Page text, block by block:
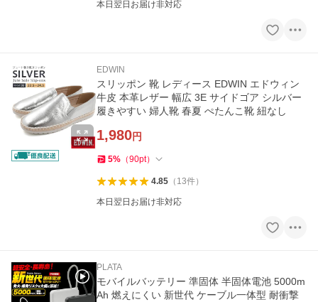
本日翌日お届け非対応
EDWIN
スリッポン 靴 レディース EDWIN エドウィン
牛皮 本革レザー 幅広 3E サイドゴア シルバー
履きやすい 婦人靴 春夏 ぺたんこ靴 紐なし
1,980円
5% （90pt）
4.85（ 13件）
本日翌日お届け非対応
PLATA
モバイルバッテリー 準固体 半固体電池 5000m
Ah 燃えにくい 新世代 ケーブル一体型 耐衝撃